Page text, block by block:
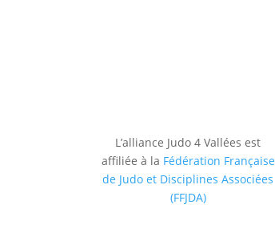
L’alliance Judo 4 Vallées est
affiliée à la Fédération Française
de Judo et Disciplines Associées
(FFJDA)